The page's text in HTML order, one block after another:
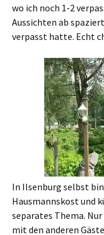
wo ich noch 1-2
Aussichten ab
verpasst hatte. Echt
In Ilsenburg selbst
Hausmannskost und
separates Thema.
mit den anderen